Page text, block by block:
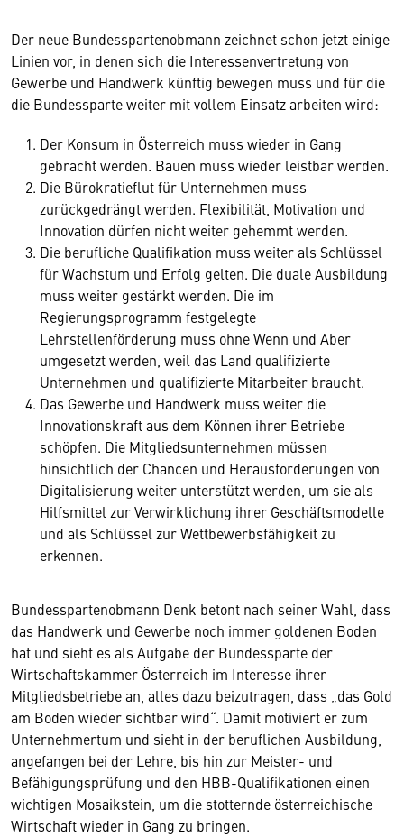
Der neue Bundesspartenobmann zeichnet schon jetzt einige
Linien vor, in denen sich die Interessenvertretung von
Gewerbe und Handwerk künftig bewegen muss und für die
die Bundessparte weiter mit vollem Einsatz arbeiten wird:
Der Konsum in Österreich muss wieder in Gang
gebracht werden. Bauen muss wieder leistbar werden.
Die Bürokratieflut für Unternehmen muss
zurückgedrängt werden. Flexibilität, Motivation und
Innovation dürfen nicht weiter gehemmt werden.
Die berufliche Qualifikation muss weiter als Schlüssel
für Wachstum und Erfolg gelten. Die duale Ausbildung
muss weiter gestärkt werden. Die im
Regierungsprogramm festgelegte
Lehrstellenförderung muss ohne Wenn und Aber
umgesetzt werden, weil das Land qualifizierte
Unternehmen und qualifizierte Mitarbeiter braucht.
Das Gewerbe und Handwerk muss weiter die
Innovationskraft aus dem Können ihrer Betriebe
schöpfen. Die Mitgliedsunternehmen müssen
hinsichtlich der Chancen und Herausforderungen von
Digitalisierung weiter unterstützt werden, um sie als
Hilfsmittel zur Verwirklichung ihrer Geschäftsmodelle
und als Schlüssel zur Wettbewerbsfähigkeit zu
erkennen.
Bundesspartenobmann Denk betont nach seiner Wahl, dass
das Handwerk und Gewerbe noch immer goldenen Boden
hat und sieht es als Aufgabe der Bundessparte der
Wirtschaftskammer Österreich im Interesse ihrer
Mitgliedsbetriebe an, alles dazu beizutragen, dass „das Gold
am Boden wieder sichtbar wird“. Damit motiviert er zum
Unternehmertum und sieht in der beruflichen Ausbildung,
angefangen bei der Lehre, bis hin zur Meister- und
Befähigungsprüfung und den HBB-Qualifikationen einen
wichtigen Mosaikstein, um die stotternde österreichische
Wirtschaft wieder in Gang zu bringen.